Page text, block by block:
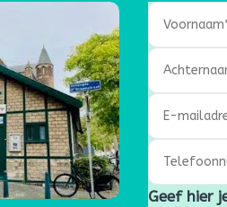
Geef hier
Alternative: